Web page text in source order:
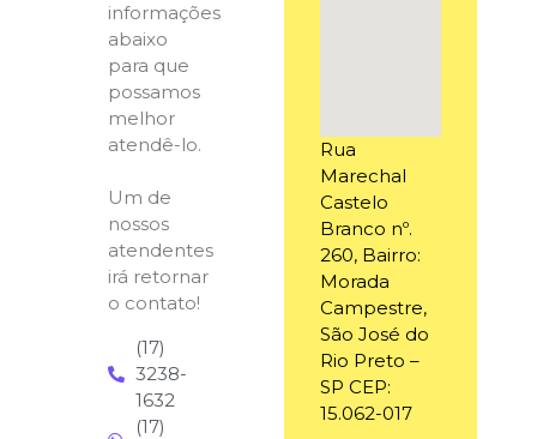
informações
abaixo
para que
possamos
melhor
atendê-lo.
Um de
nossos
atendentes
irá retornar
o contato!
(17)
3238-
1632
(17)
Rua
Marechal
Castelo
Branco nº.
260, Bairro:
Morada
Campestre,
São José do
Rio Preto –
SP CEP:
15.062-017